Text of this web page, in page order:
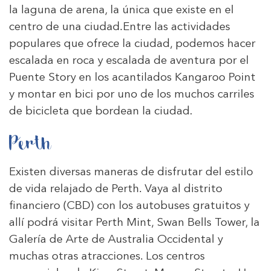
la laguna de arena, la única que existe en el
centro de una ciudad.Entre las actividades
populares que ofrece la ciudad, podemos hacer
escalada en roca y escalada de aventura por el
Puente Story en los acantilados Kangaroo Point
y montar en bici por uno de los muchos carriles
de bicicleta que bordean la ciudad.
Perth
Existen diversas maneras de disfrutar del estilo
de vida relajado de Perth. Vaya al distrito
financiero (CBD) con los autobuses gratuitos y
allí podrá visitar Perth Mint, Swan Bells Tower, la
Galería de Arte de Australia Occidental y
muchas otras atracciones. Los centros